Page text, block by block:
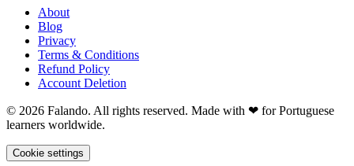
About
Blog
Privacy
Terms & Conditions
Refund Policy
Account Deletion
© 2026 Falando. All rights reserved. Made with ❤ for Portuguese
learners worldwide.
Cookie settings